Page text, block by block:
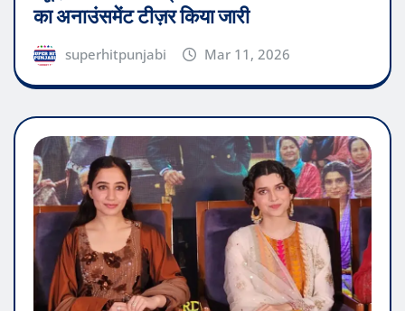
का अनाउंसमेंट टीज़र किया जारी
superhitpunjabi Mar 11, 2026